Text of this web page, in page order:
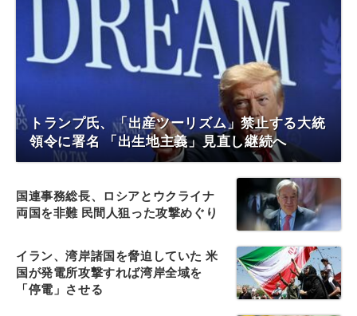
トランプ氏、「出産ツーリズム」禁止する大統
領令に署名 「出生地主義」見直し継続へ
国連事務総長、ロシアとウクライナ
両国を非難 民間人狙った攻撃めぐり
イラン、湾岸諸国を脅迫していた 米
国が発電所攻撃すれば湾岸全域を
「停電」させる